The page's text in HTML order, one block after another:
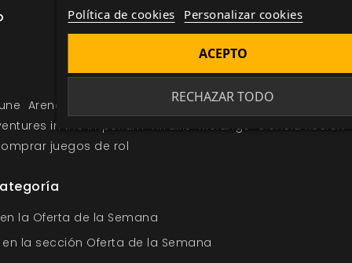
Arena y polvo Dune Aventuras en el Imperio
in the Imperium Arrakis Melange
ciencia ficción
juegos de rol
la Oferta de la Semana
la sección Oferta de la Semana
Política de cookies Personalizar cookies
RECHAZAR TODO
ACEPTO